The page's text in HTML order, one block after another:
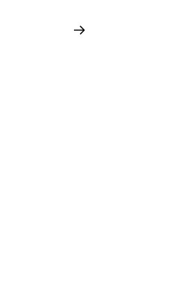
please contact